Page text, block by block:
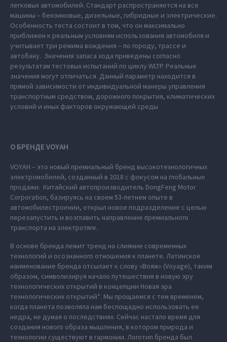
легковых автомобилей. Стандарт распространяется на все
машины – бензиновые, дизельные, гибридные и электрические.
Особенность теста состоит в том, что он максимально
приближен к реальным условиям использования автомобиля и
учитывает три режима вождения – по городу, трассе и
автобану. Значения запаса хода приведены согласно
результатам тестовых испытаний по циклу WLTP. Реальные
значения могут отличаться. Данный параметр находится в
прямой зависимости от индивидуальной манеры управления
транспортным средством, дорожного покрытия, климатических
условий и иных факторов окружающей среды
О БРЕНДЕ VOYAH
VOYAH – это новый премиальный бренд высокотехнологичных
электромобилей, созданный в 2018 с фокусом на глобальные
продажи. Китайский автопроизводитель DongFeng Motor
Corporation, базируясь на своем 53-летнем опыте в
автомобилестроении, открыл новое подразделение с целью
перезапустить и возглавить направление премиального
транспорта на электротяге.
В основе бренда лежит тренд на слияние современных
технологий и осознанного отношения к планете. Латинское
наименование бренда отсылает к слову «Вояж» (Voyage), таким
образом, символизируя начало путешествия в новую эру
технологических открытий в концепции Новая эра
технологических открытий*. Мы прощаемся с тем временем,
когда планета позволяла нам беспощадно использовать ее
недра, не думая о последствиях. Сейчас настало время для
создания нового образа мышления, в котором природа и
технологии существуют в гармонии. Логотип бренда был